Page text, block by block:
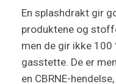
En splashdrakt gir
produktene og
men de gir ikke 100
gasstette. De er
en CBRNE-